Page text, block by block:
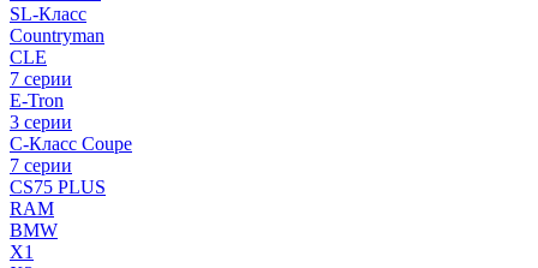
SL-Класс
Countryman
CLE
7 серии
E-Tron
3 серии
C-Класс Coupe
7 серии
CS75 PLUS
RAM
BMW
X1